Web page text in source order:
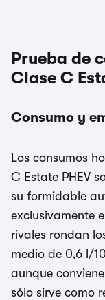
Prueba de
Clase C
Consumo y
Los consumos
C Estate PHEV
su formidable
exclusivamente
rivales rondan
medio de 0,6 l/
aunque
sólo sirve como